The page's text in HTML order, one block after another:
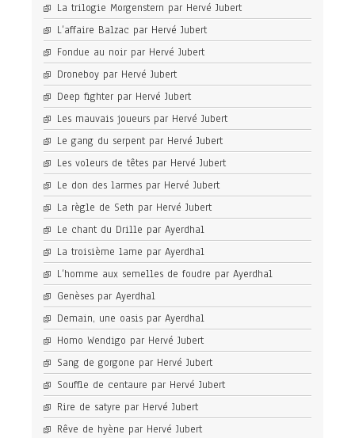
La trilogie Morgenstern par Hervé Jubert
L’affaire Balzac par Hervé Jubert
Fondue au noir par Hervé Jubert
Droneboy par Hervé Jubert
Deep fighter par Hervé Jubert
Les mauvais joueurs par Hervé Jubert
Le gang du serpent par Hervé Jubert
Les voleurs de têtes par Hervé Jubert
Le don des larmes par Hervé Jubert
La règle de Seth par Hervé Jubert
Le chant du Drille par Ayerdhal
La troisième lame par Ayerdhal
L’homme aux semelles de foudre par Ayerdhal
Genèses par Ayerdhal
Demain, une oasis par Ayerdhal
Homo Wendigo par Hervé Jubert
Sang de gorgone par Hervé Jubert
Souffle de centaure par Hervé Jubert
Rire de satyre par Hervé Jubert
Rêve de hyène par Hervé Jubert